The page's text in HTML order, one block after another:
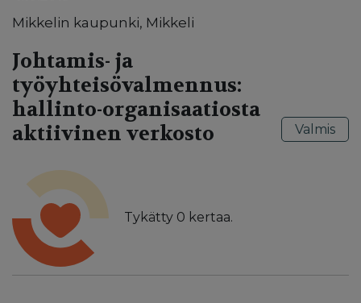
Mikkelin kaupunki, Mikkeli
Johtamis- ja
työyhteisövalmennus:
hallinto-organisaatiosta
aktiivinen verkosto
Tykätty 0 kertaa.
Valmis